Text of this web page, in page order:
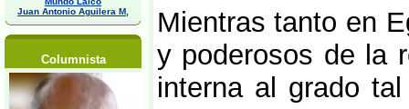
Juan Antonio Aguilera M,
Columnista
Mientras tanto en
y poderosos de la
interna al grado